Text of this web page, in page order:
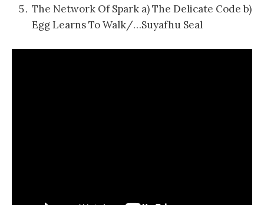
The Network Of Spark a) The Delicate Code b)
Egg Learns To Walk/…Suyafhu Seal